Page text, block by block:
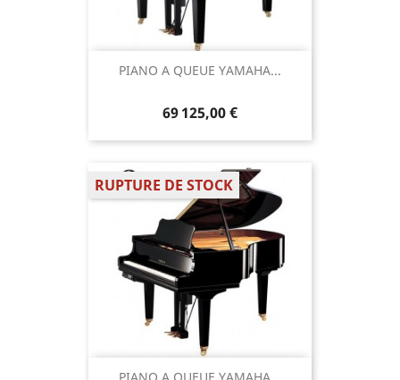
PIANO A QUEUE YAMAHA...
69 125,00 €
RUPTURE DE STOCK